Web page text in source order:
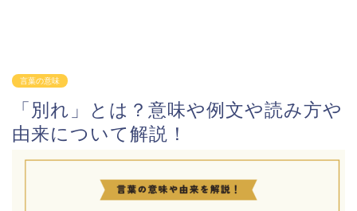
言葉の意味
「別れ」とは？意味や例文や読み方や
由来について解説！